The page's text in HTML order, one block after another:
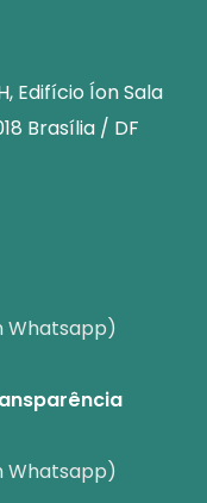
Edifício Íon Sala
Brasília / DF
Whatsapp)
Whatsapp)